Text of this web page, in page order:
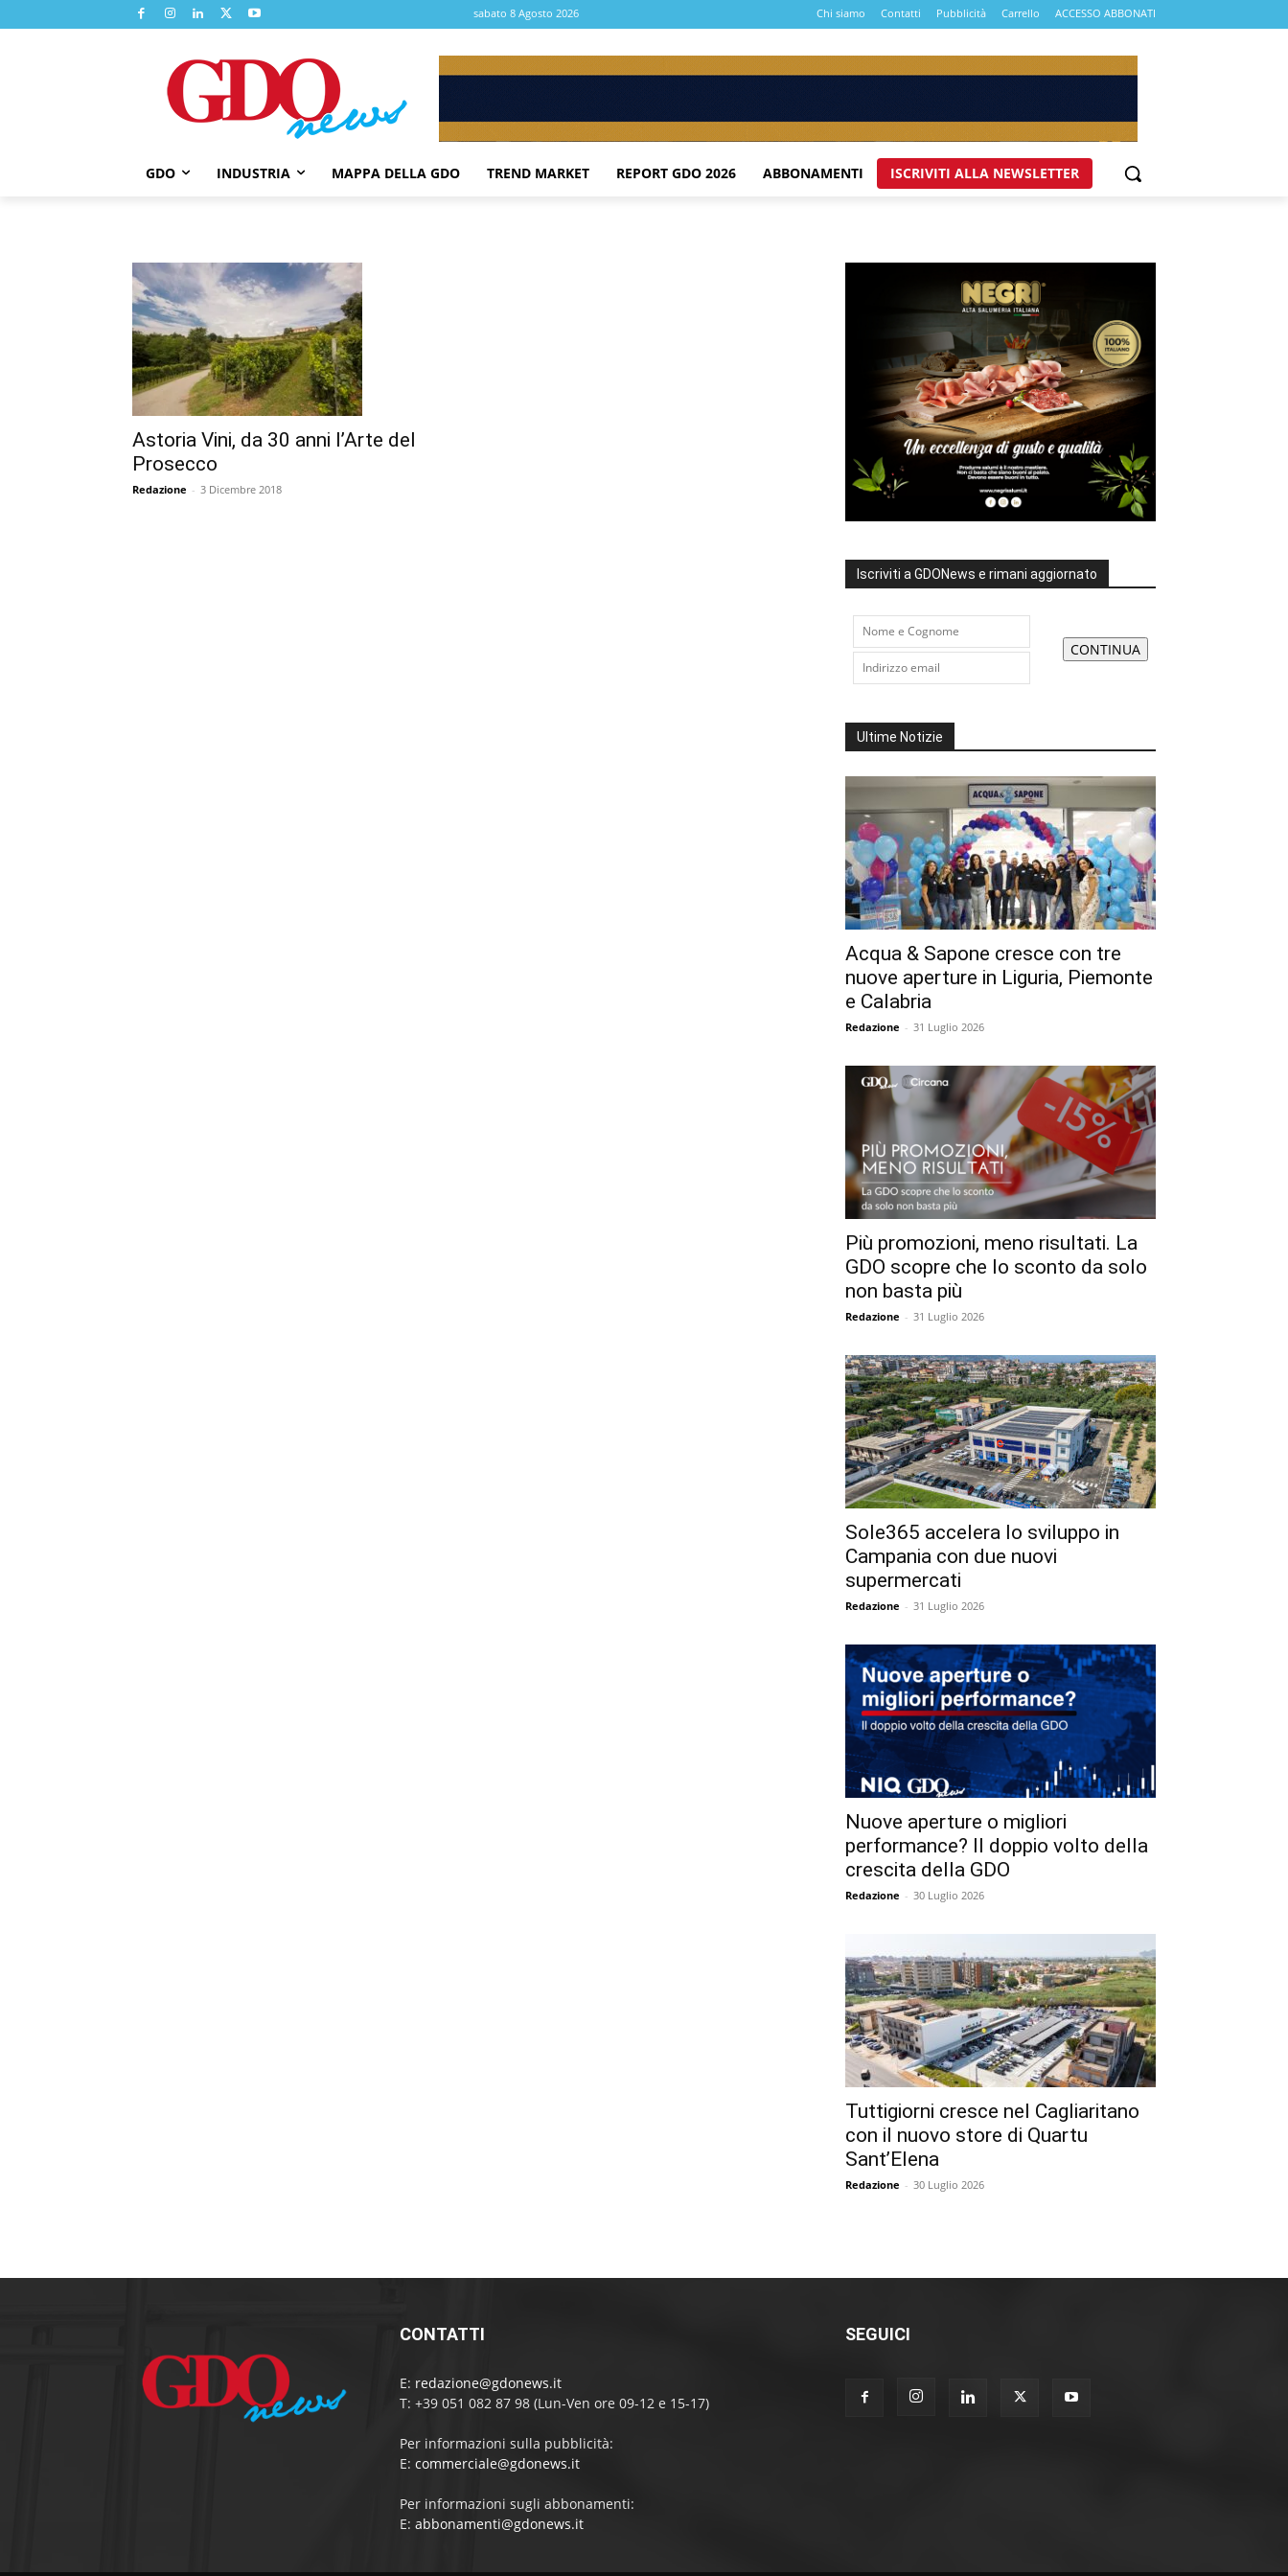
sabato 8 Agosto 2026 Chi siamo Contatti Pubblicità Carrello ACCESSO ABBONATI
GDO INDUSTRIA MAPPA DELLA GDO TREND MARKET REPORT GDO 2026 ABBONAMENTI ISCRIVITI ALLA NEWSLETTER
Astoria Vini, da 30 anni l’Arte del
Prosecco
Redazione - 3 Dicembre 2018
Iscriviti a GDONews e rimani aggiornato
Ultime Notizie
Acqua & Sapone cresce con tre
nuove aperture in Liguria, Piemonte
e Calabria
Redazione - 31 Luglio 2026
Più promozioni, meno risultati. La
GDO scopre che lo sconto da solo
non basta più
Redazione - 31 Luglio 2026
Sole365 accelera lo sviluppo in
Campania con due nuovi
supermercati
Redazione - 31 Luglio 2026
Nuove aperture o migliori
performance? Il doppio volto della
crescita della GDO
Redazione - 30 Luglio 2026
Tuttigiorni cresce nel Cagliaritano
con il nuovo store di Quartu
Sant’Elena
Redazione - 30 Luglio 2026
CONTATTI
E: redazione@gdonews.it
T: +39 051 082 87 98 (Lun-Ven ore 09-12 e 15-17)
Per informazioni sulla pubblicità:
E: commerciale@gdonews.it
Per informazioni sugli abbonamenti:
E: abbonamenti@gdonews.it
SEGUICI